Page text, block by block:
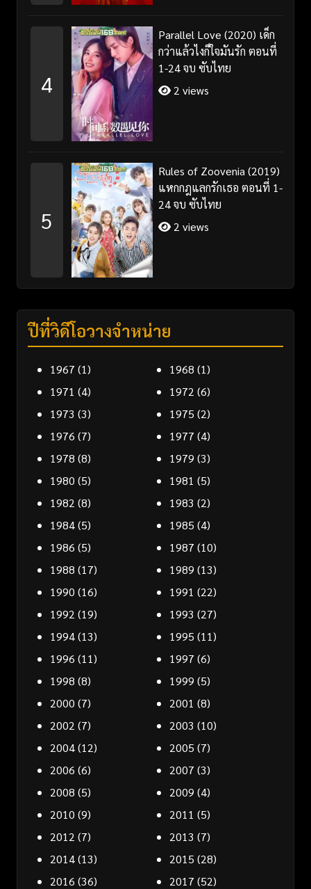
4
Parallel Love (2020) เด็ก
กว่าแล้วไงก็ใจมันรัก ตอนที่
1-24 จบ ซับไทย
2 views
5
Rules of Zoovenia (2019)
แหกกฎแลกรักเธอ ตอนที่ 1-
24 จบ ซับไทย
2 views
ปีที่วิดีโอวางจำหน่าย
1967 (1) 1968 (1)
1971 (4) 1972 (6)
1973 (3) 1975 (2)
1976 (7) 1977 (4)
1978 (8) 1979 (3)
1980 (5) 1981 (5)
1982 (8) 1983 (2)
1984(5) 1985 (4)
1986 (5) 1987 (10)
1988 (17) 1989 (13)
1990 (16) 1991 (22)
1992 (19) 1993 (27)
1994(13) 1995 (11)
1996 (11) 1997 (6)
1998 (8) 1999 (5)
2000 (7) 2001 (8)
2002 (7) 2003 (10)
2004(12) 2005 (7)
2006 (6) 2007 (3)
2008 (5) 2009 (4)
2010 (9) 2011 (5)
2012 (7) 2013 (7)
2014(13) 2015 (28)
2016 (36) 2017 (52)